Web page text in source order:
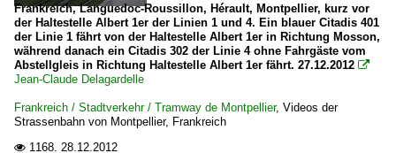
Frankreich, Languedoc-Roussillon, Hérault, Montpellier, kurz vor
der Haltestelle Albert 1er der Linien 1 und 4. Ein blauer Citadis 401
der Linie 1 fährt von der Haltestelle Albert 1er in Richtung Mosson,
während danach ein Citadis 302 der Linie 4 ohne Fahrgäste vom
Abstellgleis in Richtung Haltestelle Albert 1er fährt. 27.12.2012 
Jean-Claude Delagardelle
Frankreich / Stadtverkehr / Tramway de Montpellier, Videos der
Strassenbahn von Montpellier, Frankreich
 1168. 28.12.2012